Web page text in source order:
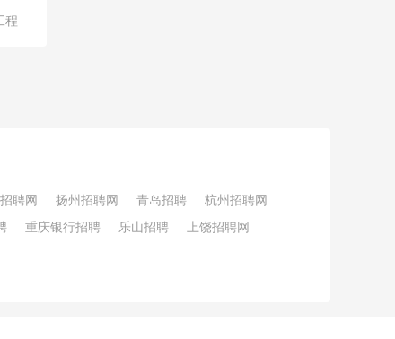
程
聘网 扬州招聘网 青岛招聘
杭州招聘网
重庆银行招聘 乐山招聘 上饶招聘网